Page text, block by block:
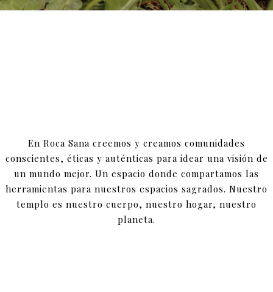
En Roca Sana creemos y creamos comunidades
conscientes, éticas y auténticas para idear una visión de
un mundo mejor. Un espacio donde compartamos las
herramientas para nuestros espacios sagrados. Nuestro
templo es nuestro cuerpo, nuestro hogar, nuestro
planeta.